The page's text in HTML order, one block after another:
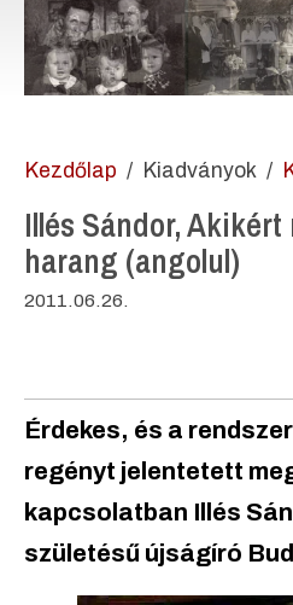
Kezdőlap Kiadványok
Illés Sándor,
harang (angolul)
2011.06.26.
Érdekes, és a
regényt jelentetett
kapcsolatban Illés
születésű újságíró